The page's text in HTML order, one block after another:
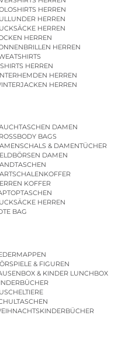
HERREN
HERREN
HERREN
HERREN
HERREN
HERREN
HERREN
HERREN
DAMEN
BAGS
& DAMENTÜCHER
DAMEN
KOFFER
HERREN
BAG
& FIGUREN
& KINDER LUNCHBOX
| KINDERGARTENBEUTEL